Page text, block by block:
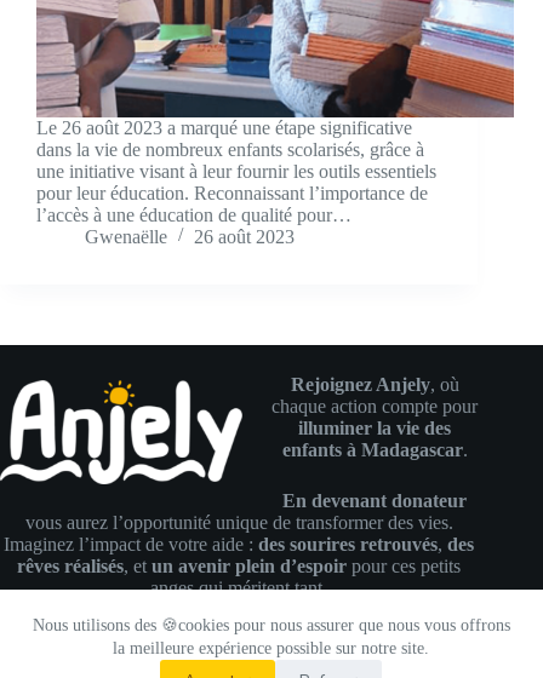
Nous utilisons des 🍪cookies pour nous assurer que nous vous offrons
la meilleure expérience possible sur notre site.
Le 26 août 2023 a marqué une étape significative
dans la vie de nombreux enfants scolarisés, grâce à
une initiative visant à leur fournir les outils essentiels
pour leur éducation. Reconnaissant l’importance de
l’accès à une éducation de qualité pour…
Gwenaëlle
26 août 2023
Rejoignez Anjely, où
chaque action compte pour
illuminer la vie des
enfants à Madagascar.
En devenant donateur
vous aurez l’opportunité unique de transformer des vies.
Imaginez l’impact de votre aide :des sourires retrouvés,des
rêves réalisés, etun avenir plein d’espoir pour ces petits
anges qui méritent tant.